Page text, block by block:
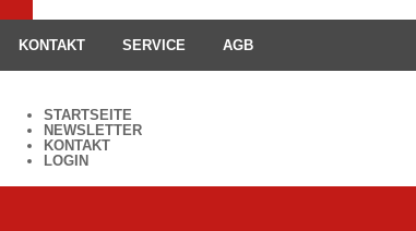
KONTAKT SERVICE AGB
STARTSEITE
NEWSLETTER
KONTAKT
LOGIN